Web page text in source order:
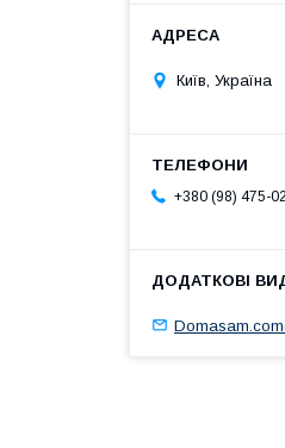
Київ, Україна
+380 (98) 475-